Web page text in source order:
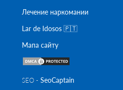
Лечение наркомании
Lar de Idosos 🇵🇹
Мапа сайту
SEO - SeoСaptain